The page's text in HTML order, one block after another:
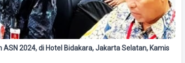
2024, di Hotel Bidakara, Jakarta Selatan, Kamis